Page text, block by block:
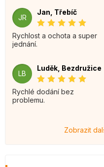
JR
Jan, Třebíč
Rychlost a ochota a super
jednání.
LB
Luděk, Bezdružice
Rychlé dodání bez
problemu.
Zobrazit